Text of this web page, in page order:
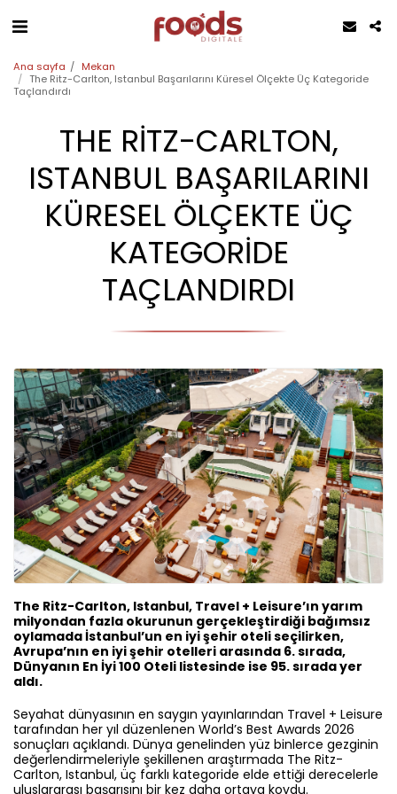
Ana sayfa
Mekan
The Ritz-Carlton, Istanbul Başarılarını Küresel Ölçekte Üç Kategoride
Taçlandırdı
THE RITZ-CARLTON,
ISTANBUL BAŞARILARINI
KÜRESEL ÖLÇEKTE ÜÇ
KATEGORIDE
TAÇLANDIRDI
The Ritz-Carlton, Istanbul, Travel + Leisure’ın yarım
milyondan fazla okurunun gerçekleştirdiği bağımsız
oylamada İstanbul’un en iyi şehir oteli seçilirken,
Avrupa’nın en iyi şehir otelleri arasında 6. sırada,
Dünyanın En İyi 100 Oteli listesinde ise 95. sırada yer
aldı.
Seyahat dünyasının en saygın yayınlarından Travel + Leisure
tarafından her yıl düzenlenen World’s Best Awards 2026
sonuçları açıklandı. Dünya genelinden yüz binlerce gezginin
değerlendirmeleriyle şekillenen araştırmada The Ritz-
Carlton, Istanbul, üç farklı kategoride elde ettiği derecelerle
uluslararası başarısını bir kez daha ortaya koydu.